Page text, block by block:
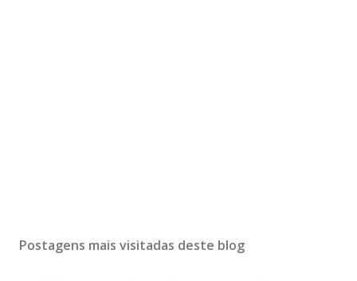
Postagens mais visitadas deste blog